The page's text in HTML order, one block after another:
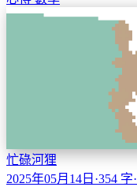
忙碌河狸
2025年05月14日 ·354 字·